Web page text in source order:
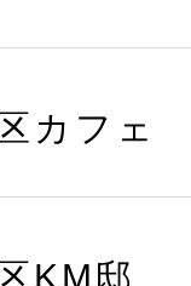
カフェ
KM邸